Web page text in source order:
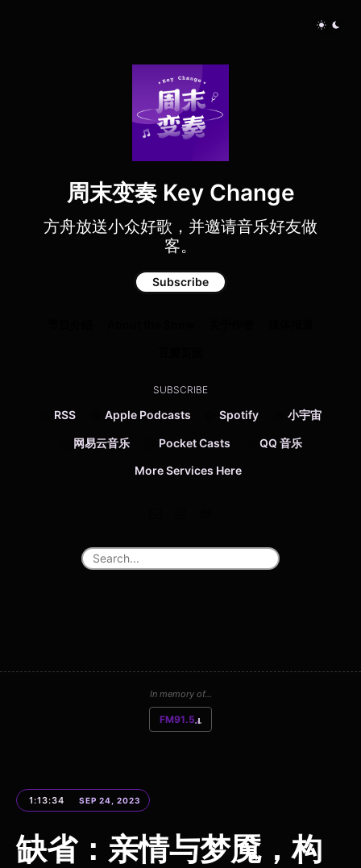
周末变奏 Key Change
方舟放送小众好歌，并邀请音乐好友做
客。
Subscribe
SUBSCRIBE
RSS Apple Podcasts Spotify 小宇宙
网易云音乐 Pocket Casts QQ 音乐
More Services Here
In memory of...
FM91.5
1:13:34 SEP 24, 2023
缺省：亲情与梦魇，构